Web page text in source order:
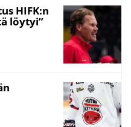
HIFK:n
löytyi”